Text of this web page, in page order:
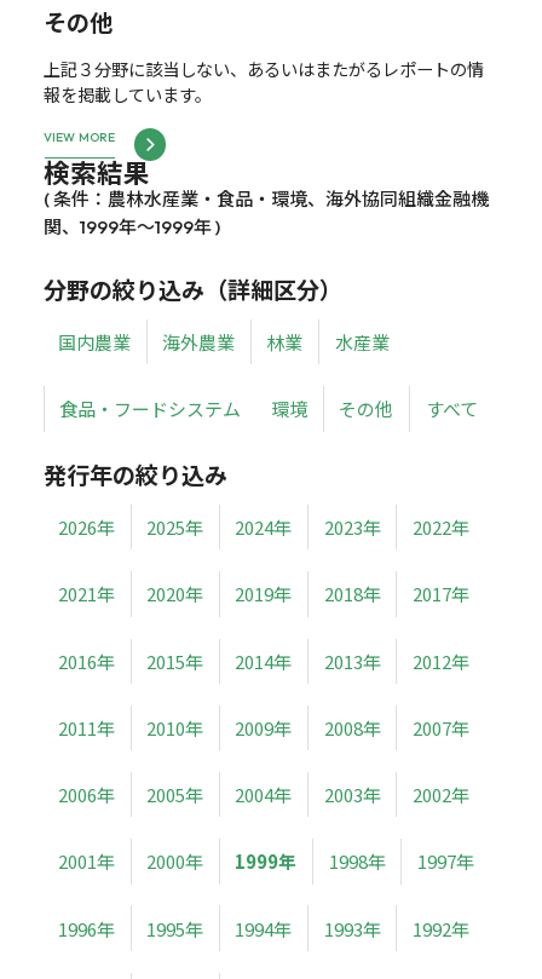
その他
上記３分野に該当しない、あるいはまたがるレポートの情
報を掲載しています。
VIEW MORE
検索結果
( 条件：農林水産業・食品・環境、海外協同組織金融機
関、1999年～1999年 )
分野の絞り込み（詳細区分）
国内農業 海外農業 林業 水産業
食品・フードシステム 環境 その他 すべて
発行年の絞り込み
2026年 2025年 2024年 2023年 2022年
2021年 2020年 2019年 2018年 2017年
2016年 2015年 2014年 2013年 2012年
2011年 2010年 2009年 2008年 2007年
2006年 2005年 2004年 2003年 2002年
2001年 2000年 1999年 1998年 1997年
1996年 1995年 1994年 1993年 1992年